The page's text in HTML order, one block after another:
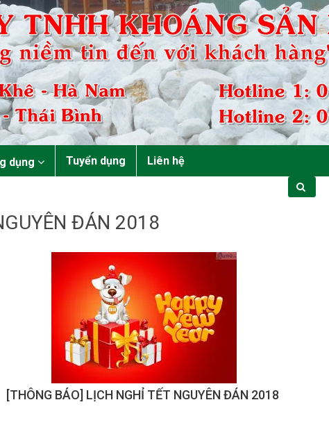
dụng Tuyển dụng Liên hệ
ĐÁN 2018
[THÔNG BÁO] LỊCH NGHỈ TẾT NGUYÊN ĐÁN 2018